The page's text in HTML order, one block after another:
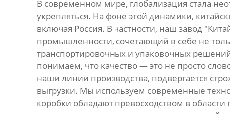
В современном мире, глобализация стала
укрепляться. На фоне этой динамики,
включая Россия. В частности, наш завод
промышленности, сочетающий в себе не
транспортировочных и упаковочных
понимаем, что качество — это не просто
наши линии производства, подвергается
выгрузки. Мы используем современные
коробки обладают превосходством в